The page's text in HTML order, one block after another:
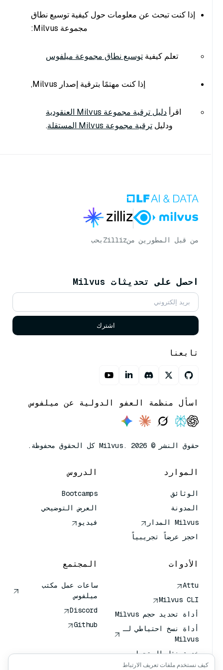
إذا كنت تبحث عن معلومات حول كيفية توسيع نطاق
مجموعة Milvus:
تعلم كيفية توسيع نطاق مجموعة ميلفوس
إذا كنت مهتمًا بترقية إصدار Milvus,
اقرأ دليل ترقية مجموعة Milvus العنقودية
ودليل ترقية مجموعة Milvus المستقلة .
من قبل المطورين منZilliz بحب
احصل على تحديثات Milvus
اشترك
تابعنا
اسأل منظمة العفو الدولية عن ميلفوس
حقوق النشر © Milvus. 2026 كل الحقوق محفوظة.
الموارد
الوثائق
المدونة
Milvus المدار
احجز عرضاً تجريبياً
الدروس
Bootcamps
العرض التوضيحي
فيديو
الأدوات
Attu
Milvus CLI
أداة تحديد حجم Milvus
أداة نسخ احتياطي لـ
Milvus
خدمة نقل المتجهات
(VTS)
المجتمع
ساعات عمل مكتب
ميلفوس
Discord
Github
كيف نستخدم ملفات تعريف الارتباط